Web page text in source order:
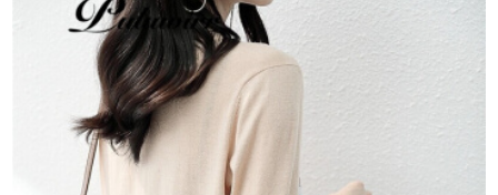
着は暖かいです。
フロリス
ズイ上着赤い3 XL